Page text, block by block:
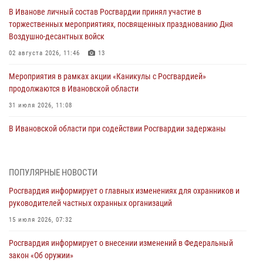
В Иванове личный состав Росгвардии принял участие в
торжественных мероприятиях, посвященных празднованию Дня
Воздушно-десантных войск
02 августа 2026, 11:46 13
Мероприятия в рамках акции «Каникулы с Росгвардией»
продолжаются в Ивановской области
31 июля 2026, 11:08
В Ивановской области при содействии Росгвардии задержаны
празднования Дня Крещения Руси
28 июля 2026, 08:57
Росгвардии для ивановской молодежи
27 июля 2026, 14:10
ПОПУЛЯРНЫЕ НОВОСТИ
Росгвардия информирует о главных изменениях для охранников и
руководителей частных охранных организаций
15 июля 2026, 07:32
Росгвардия информирует о внесении изменений в Федеральный
закон «Об оружии»